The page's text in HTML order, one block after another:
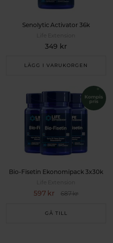
Senolytic Activator 36k
Life Extension
349 kr
LÄGG I VARUKORGEN
Bio-Fisetin Ekonomipack 3x30k
Life Extension
597 kr 687 kr
GÅ TILL